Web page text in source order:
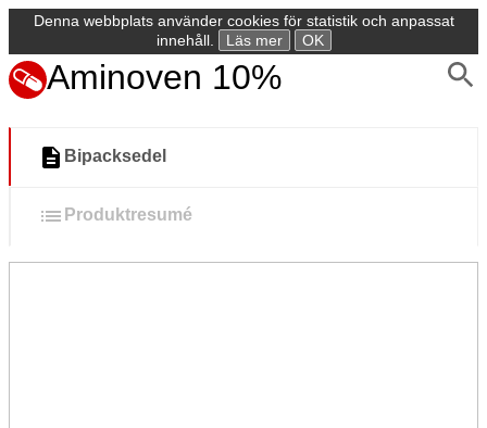
Denna webbplats använder cookies för statistik och anpassat
innehåll.
Läs mer OK
Aminoven 10%
Bipacksedel
Produktresumé